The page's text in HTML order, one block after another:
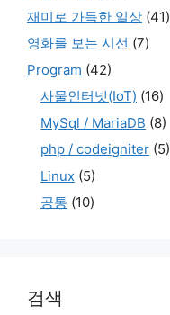
재미로 가득한 일상 (41)
영화를 보는 시선 (7)
Program (42)
사물인터넷(IoT) (16)
MySql / MariaDB (8)
php / codeigniter (5)
Linux (5)
공통 (10)
검색